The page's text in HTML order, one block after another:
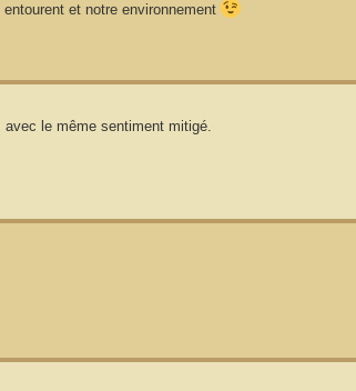
et notre environnement
le même sentiment mitigé.